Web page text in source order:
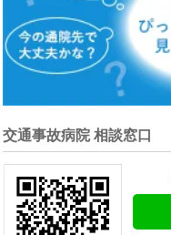
交通事故病院 相談窓口